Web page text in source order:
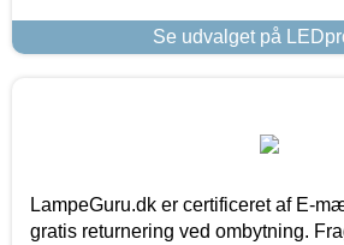
Se udvalget på
LampeGuru.dk er certificeret af E-
gratis returnering ved ombytning.